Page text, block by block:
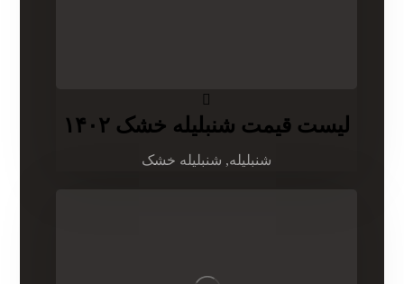
لیست قیمت شنبلیله خشک ۱۴۰۲
شنبلیله, شنبلیله خشک